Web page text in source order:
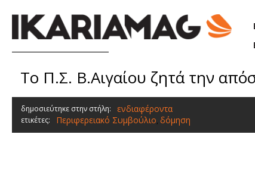
Το Π.Σ. Β.Αιγαίου ζητά την
δημοσιεύτηκε στην στήλη: ενδιαφέροντα
ετικέτες: Περιφερειακό Συμβούλιο, δόμηση